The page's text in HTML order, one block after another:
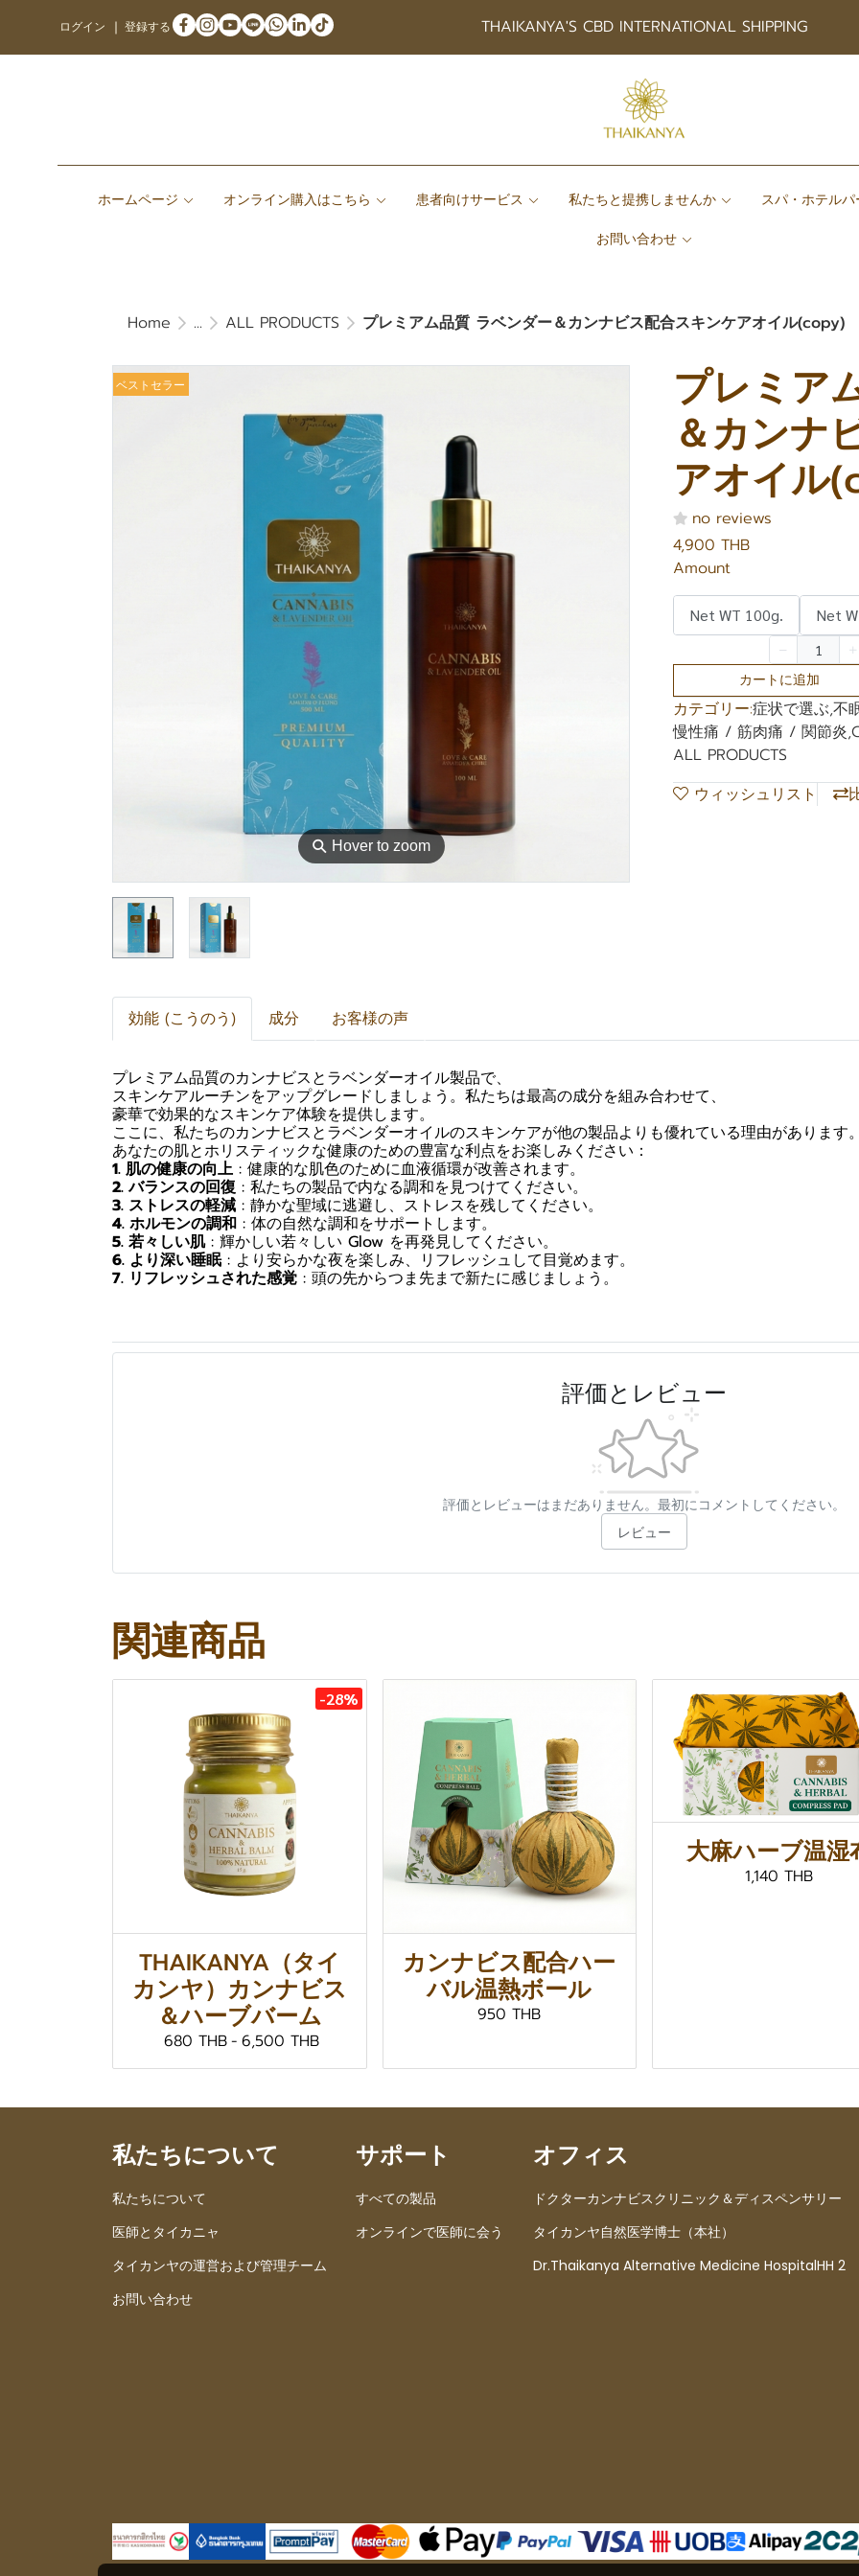
ログイン 登録する THAIKANYA'S CBD INTERNATIONAL SHIPPING
ホームページ オンライン購入はこちら 患者向けサービス 私たちと提携しませんか スパ・ホテル
お問い合わせ
Home ... ALL PRODUCTS プレミアム品質 ラベンダー＆カンナビス配合スキンケアオイル(copy)
⚲ Hover to zoom
ベストセラー プレミア
＆カンナ
アオイル
no reviews
4,900 THB
Amount
Net WT 100g. Net
カートに追加
カテゴリー:症状で選ぶ,不
慢性痛 / 筋肉痛 / 関節炎,
ALL PRODUCTS
ウィッシュリスト
効能 (こうのう) 成分 お客様の声
プレミアム品質のカンナビスとラベンダーオイル製品で、
スキンケアルーチンをアップグレードしましょう。私たちは最高の成分を組み合わせて、
豪華で効果的なスキンケア体験を提供します。
ここに、私たちのカンナビスとラベンダーオイルのスキンケアが他の製品よりも優れている理由があります。
あなたの肌とホリスティックな健康のための豊富な利点をお楽しみください：
1. 肌の健康の向上 : 健康的な肌色のために血液循環が改善されます。
2. バランスの回復 : 私たちの製品で内なる調和を見つけてください。
3. ストレスの軽減 : 静かな聖域に逃避し、ストレスを残してください。
4. ホルモンの調和 : 体の自然な調和をサポートします。
5. 若々しい肌: 輝かしい若々しい Glow を再発見してください。
6. より深い睡眠: より安らかな夜を楽しみ、リフレッシュして目覚めます。
7. リフレッシュされた感覚 : 頭の先からつま先まで新たに感じましょう。
評価とレビュー
評価とレビューはまだありません。最初にコメントしてください。
レビュー
関連商品
-28%
THAIKANYA（タイ
カンヤ）カンナビス
＆ハーブバーム
680 THB- 6,500 THB
カンナビス配合ハー
バル温熱ボール
950 THB
大麻ハーブ温湿
1,140 THB
私たちについて
私たちについて
医師とタイカニャ
タイカンヤの運営および管理チーム
お問い合わせ
サポート
すべての製品
オンラインで医師に会う
オフィス
ドクターカンナビスクリニック＆ディスペンサリー
タイカンヤ自然医学博士（本社）
Dr.Thaikanya Alternative Medicine HospitalHH 2